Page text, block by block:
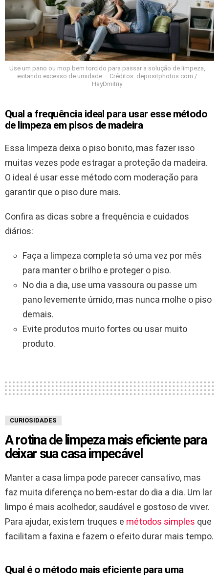
Use um pano ou mop bem torcido para passar a solução de limpeza,
evitando excesso de umidade – Créditos: depositphotos.com /
HayDmitriy
Qual a frequência ideal para usar esse método
de limpeza em pisos de madeira
Essa limpeza deixa o piso bonito, mas fazer isso
muitas vezes pode estragar a proteção da madeira.
O ideal é usar esse método com moderação para
garantir que o piso dure mais.
Confira as dicas sobre a frequência e cuidados
diários:
Faça a limpeza completa só uma vez por mês
para manter o brilho e proteger o piso.
No dia a dia, use uma vassoura ou passe um
pano levemente úmido, mas nunca molhe o piso
demais.
Evite produtos muito fortes ou usar muito
produto.
CURIOSIDADES
A rotina de limpeza mais eficiente para
deixar sua casa impecável
Manter a casa limpa pode parecer cansativo, mas
faz muita diferença no bem-estar do dia a dia. Um lar
limpo é mais acolhedor, saudável e gostoso de viver.
Para ajudar, existem truques e métodos simples que
facilitam a faxina e fazem o efeito durar mais tempo.
Qual é o método mais eficiente para uma